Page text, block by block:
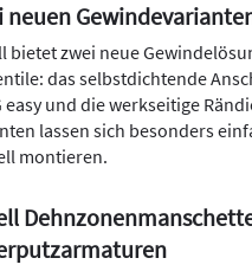
neuen
bietet zwei neue
das selbstdichtende
easy und die werkseitige
lassen sich besonders
montieren.